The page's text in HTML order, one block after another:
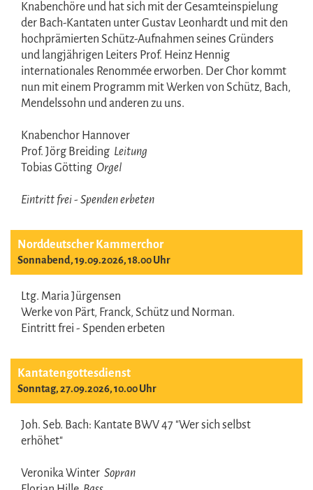
Knabenchöre und hat sich mit der Gesamteinspielung
der Bach-Kantaten unter Gustav Leonhardt und mit den
hochprämierten Schütz-Aufnahmen seines Gründers
und langjährigen Leiters Prof. Heinz Hennig
internationales Renommée erworben. Der Chor kommt
nun mit einem Programm mit Werken von Schütz, Bach,
Mendelssohn und anderen zu uns.
Knabenchor Hannover
Prof. Jörg Breiding Leitung
Tobias Götting Orgel
Eintritt frei - Spenden erbeten
Norddeutscher Kammerchor
Sonnabend, 19.09.2026, 18.00 Uhr
Ltg. Maria Jürgensen
Werke von Pärt, Franck, Schütz und Norman.
Eintritt frei - Spenden erbeten
Kantatengottesdienst
Sonntag, 27.09.2026, 10.00 Uhr
Joh. Seb. Bach: Kantate BWV 47 "Wer sich selbst
erhöhet"
Veronika Winter Sopran